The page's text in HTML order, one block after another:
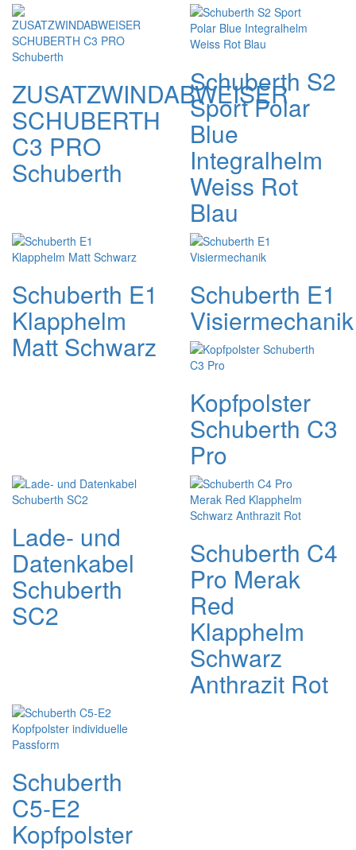
ZUSATZWINDABWEISER
SCHUBERTH
C3 PRO
Schuberth
Schuberth S2
Sport Polar
Blue
Integralhelm
Weiss Rot
Blau
Schuberth E1
Klapphelm
Matt Schwarz
Schuberth E1
Visiermechanik
Kopfpolster
Schuberth C3
Pro
Lade- und
Datenkabel
Schuberth
SC2
Schuberth C4
Pro Merak
Red
Klapphelm
Schwarz
Anthrazit Rot
Schuberth
C5-E2
Kopfpolster